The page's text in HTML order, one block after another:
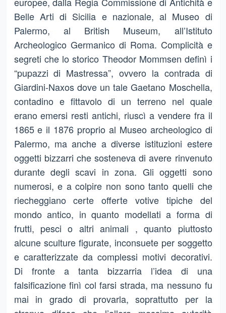
Belle Arti di Sicilia e nazionale, al Museo di
Palermo, al British Museum, all’Istituto
Archeologico Germanico di Roma. Complicità e
segreti che lo storico Theodor Mommsen definì i
“pupazzi di Mastressa”, ovvero la contrada di
Giardini-Naxos dove un tale Gaetano Moschella,
contadino e fittavolo di un terreno nel quale
erano emersi resti antichi, riuscì a vendere fra il
1865 e il 1876 proprio al Museo archeologico di
Palermo, ma anche a diverse istituzioni estere
oggetti bizzarri che sosteneva di avere rinvenuto
durante degli scavi in zona. Gli oggetti sono
numerosi, e a colpire non sono tanto quelli che
riecheggiano certe offerte votive tipiche del
mondo antico, in quanto modellati a forma di
frutti, pesci o altri animali , quanto piuttosto
alcune sculture figurate, inconsuete per soggetto
e caratterizzate da complessi motivi decorativi.
Di fronte a tanta bizzarria l’idea di una
falsificazione finì col farsi strada, ma nessuno fu
mai in grado di provarla, soprattutto per la